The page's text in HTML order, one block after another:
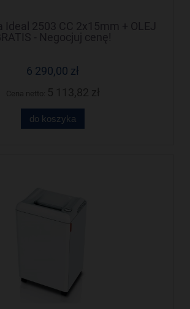
Ideal 2503 CC 2x15mm + OLEJ
- Negocjuj cenę!
6 290,00 zł
do koszyka